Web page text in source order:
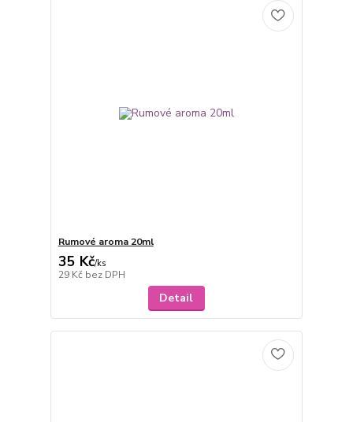
Rumové aroma 20ml
35 Kč/ks
29 Kč bez DPH
Detail